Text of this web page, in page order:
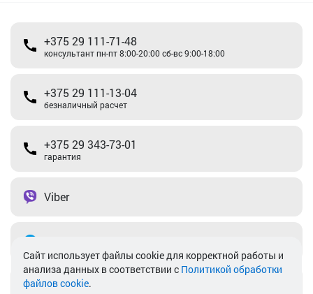
+375 29 111-71-48
консультант пн-пт 8:00-20:00 сб-вс 9:00-18:00
+375 29 111-13-04
безналичный расчет
+375 29 343-73-01
гарантия
Viber
info@akkamulik.by
Cайт использует файлы cookie для корректной работы и
анализа данных в соответствии с Политикой обработки
файлов cookie.